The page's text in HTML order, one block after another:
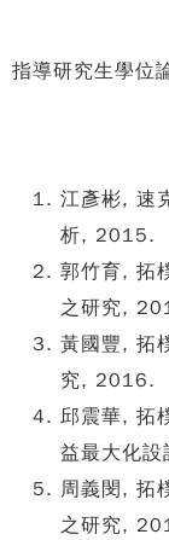
指導研究生學位
江彥彬, 速
析, 2015.
郭竹育, 拓
之研究,
黃國豐, 拓
究, 2016.
邱震華, 拓
益最大化
周義閔, 拓
之研究,